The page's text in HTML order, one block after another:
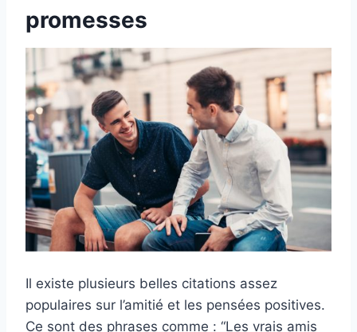
promesses
Il existe plusieurs belles citations assez
populaires sur l’amitié et les pensées positives.
Ce sont des phrases comme : “Les vrais amis